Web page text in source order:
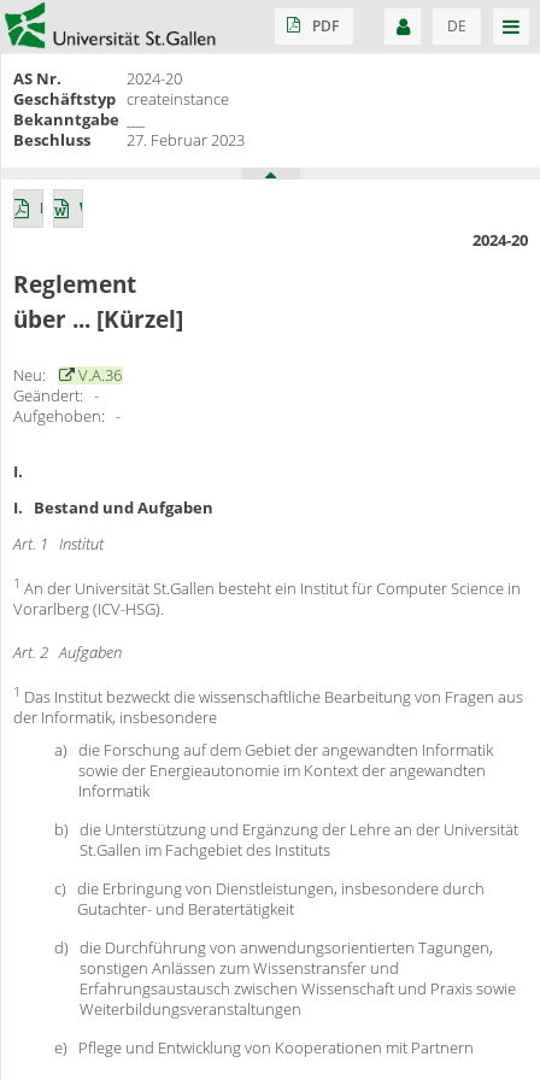
PDF DE
AS Nr.
2024-20
Geschäftstyp createinstance
Bekanntgabe
Beschluss
27. Februar 2023
PDF Word
2024-20
Reglement
über ... [Kürzel]
Neu:
V.A.36
Geändert: -
Aufgehoben: -
I.
I.
Bestand und Aufgaben
Art. 1 Institut
1 An der Universität St.Gallen besteht ein Institut für Computer Science in
Vorarlberg (ICV-HSG).
Art. 2 Aufgaben
1 Das Institut bezweckt die wissenschaftliche Bearbeitung von Fragen aus
der Informatik, insbesondere
a) die Forschung auf dem Gebiet der angewandten Informatik
sowie der Energieautonomie im Kontext der angewandten
Informatik
b) die Unterstützung und Ergänzung der Lehre an der Universität
St.Gallen im Fachgebiet des Instituts
c) die Erbringung von Dienstleistungen, insbesondere durch
Gutachter- und Beratertätigkeit
d) die Durchführung von anwendungsorientierten Tagungen,
sonstigen Anlässen zum Wissenstransfer und
Erfahrungsaustausch zwischen Wissenschaft und Praxis sowie
Weiterbildungsveranstaltungen
e) Pflege und Entwicklung von Kooperationen mit Partnern